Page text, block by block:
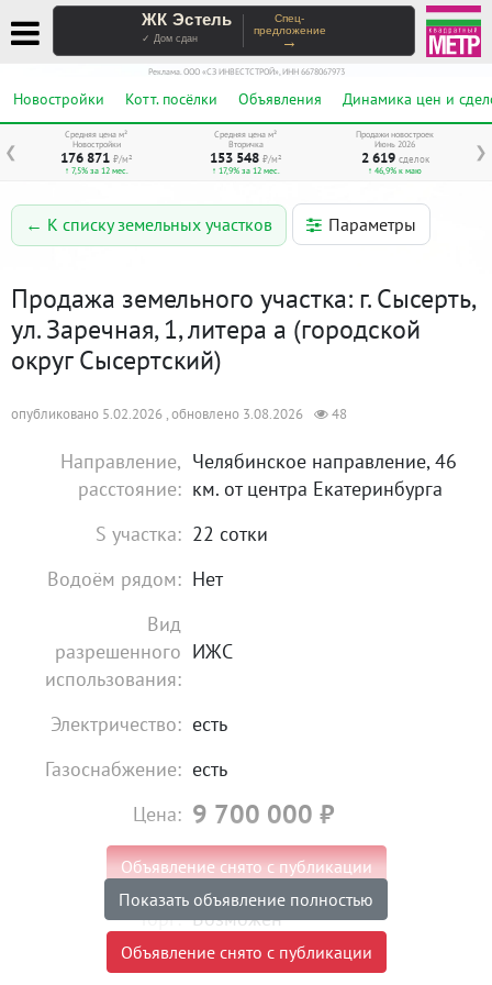
ЖК Эстель
✓ Дом сдан
Спец-
предложение
→
Реклама. ООО «СЗ ИНВЕСТСТРОЙ», ИНН 6678067973
Новостройки Котт. посёлки Объявления Динамика цен и
❮ ❯
Средняя цена м²
Новостройки
176 871 ₽/м²
↑ 7,5% за 12 мес.
Средняя цена м²
Вторичка
153 548 ₽/м²
↑ 17,9% за 12 мес.
Продажи новостроек
Июнь 2026
2 619 сделок
↑ 46,9% к маю
← К списку земельных участков Параметры
Продажа земельного участка: г. Сысерть,
ул. Заречная, 1, литера а (городской
округ Сысертский)
опубликовано 5.02.2026 , обновлено 3.08.2026 48
Направление,
расстояние:
Челябинское направление, 46
км. от центра Екатеринбурга
S участка: 22 сотки
Водоём рядом: Нет
Вид
разрешенного
использования:
ИЖС
Электричество: есть
Газоснабжение: есть
Цена: 9 700 000 ₽
Объявление снято с публикации
Торг: Возможен
Условия продажи: «чистая» продажа
Показать объявление полностью
Объявление снято с публикации